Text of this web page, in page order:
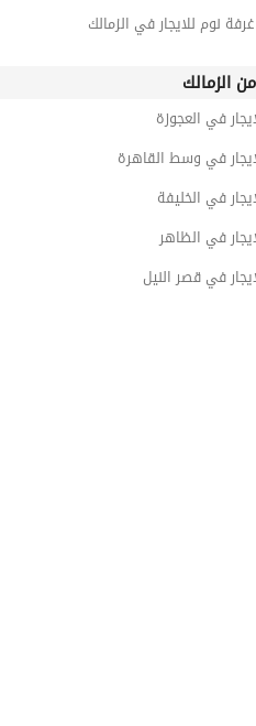
الزمالك
في العجوزة
في وسط القاهرة
في الخليفة
في الظاهر
في قصر النيل